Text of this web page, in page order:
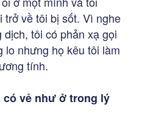
trở về tôi bị sốt. Vì nghe
tôi có phản xạ gọi
lo nhưng họ kêu tôi làm
tính.
vẻ như ở trong lý